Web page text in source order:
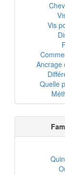
Vis
Ancrage
Quelle